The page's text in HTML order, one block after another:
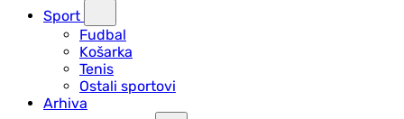
Sport
Fudbal
Košarka
Tenis
Ostali sportovi
Arhiva